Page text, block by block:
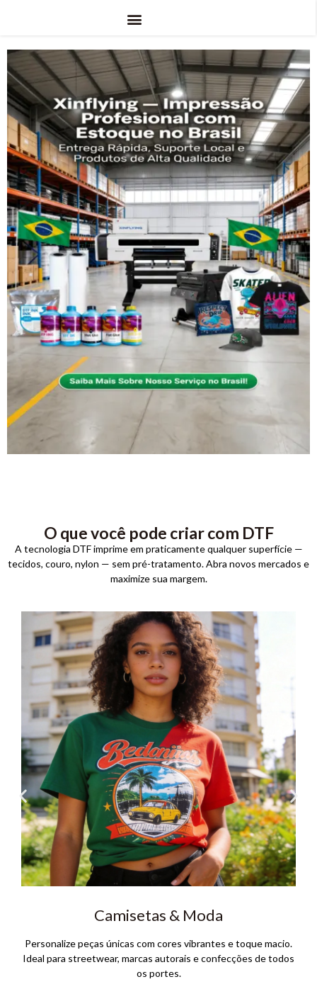
O que você pode criar com DTF
A tecnologia DTF imprime em praticamente qualquer superfície —
tecidos, couro, nylon — sem pré-tratamento. Abra novos mercados e
maximize sua margem.
Camisetas & Moda
Personalize peças únicas com cores vibrantes e toque macio.
Ideal para streetwear, marcas autorais e confecções de todos
os portes.